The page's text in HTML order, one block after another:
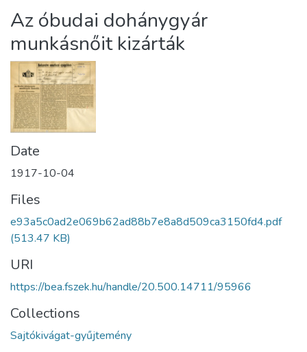
About us
Az óbudai dohánygyár
munkásnőit kizárták
Date
1917-10-04
Files
e93a5c0ad2e069b62ad88b7e8a8d509ca3150fd4.pdf
(513.47 KB)
URI
https://bea.fszek.hu/handle/20.500.14711/95966
Collections
Sajtókivágat-gyűjtemény